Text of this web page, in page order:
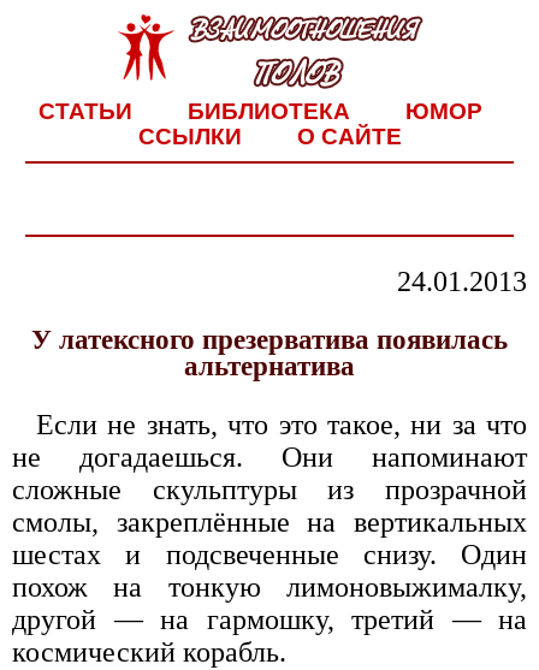
СТАТЬИ БИБЛИОТЕКА
ЮМОР
ССЫЛКИ
О САЙТЕ
24.01.2013
У латексного презерватива появилась
альтернатива
Если не знать, что это такое, ни за что
не догадаешься. Они напоминают
сложные скульптуры из прозрачной
смолы, закреплённые на вертикальных
шестах и подсвеченные снизу. Один
похож на тонкую лимоновыжималку,
другой — на гармошку, третий — на
космический корабль.